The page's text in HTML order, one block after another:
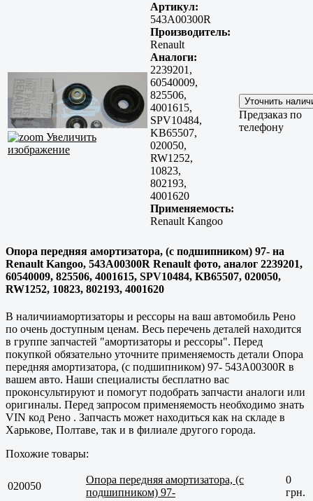
Увеличить
изображение
Артикул:
543A00300R
Производитель:
Renault
Аналоги:
2239201,
60540009,
825506,
4001615,
SPV10484,
KB65507,
020050,
RW1252,
10823,
802193,
4001620
Применяемость:
Renault Kangoo
Предзаказ по
телефону
Опора передняя амортизатора, (с подшипником) 97- на
Renault Kangoo, 543A00300R Renault фото, аналог 2239201,
60540009, 825506, 4001615, SPV10484, KB65507, 020050,
RW1252, 10823, 802193, 4001620
В наличииамортизаторы и рессоры на ваш автомобиль Рено
по очень доступным ценам. Весь перечень деталей находится
в группе запчастей "амортизаторы и рессоры". Перед
покупкой обязательно уточните применяемость детали Опора
передняя амортизатора, (с подшипником) 97- 543A00300R в
вашем авто. Наши специалисты бесплатно вас
проконсультируют и помогут подобрать запчасти аналоги или
оригиналы. Перед запросом применяемость необходимо знать
VIN код Рено . Запчасть может находиться как на складе в
Харькове, Полтаве, так и в филиале другого города.
Похожие товары:
020050
Опора передняя амортизатора, (с
подшипником) 97-
0
грн.